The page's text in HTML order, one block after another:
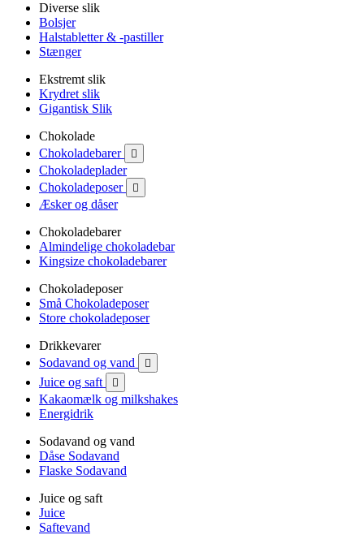
Diverse slik
Bolsjer
Halstabletter & -pastiller
Stænger
Ekstremt slik
Krydret slik
Gigantisk Slik
Chokolade
Chokoladebarer

Chokoladeplader
Chokoladeposer

Æsker og dåser
Chokoladebarer
Almindelige chokoladebar
Kingsize chokoladebarer
Chokoladeposer
Små Chokoladeposer
Store chokoladeposer
Drikkevarer
Sodavand og vand

Juice og saft 
Kakaomælk og milkshakes
Energidrik
Sodavand og vand
Dåse Sodavand
Flaske Sodavand
Juice og saft
Juice
Saftevand